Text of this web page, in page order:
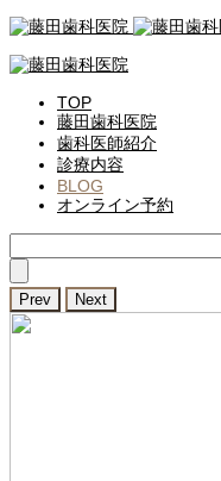
TOP
藤田歯科医院
歯科医師紹介
診療内容
BLOG
オンライン予約
Prev Next